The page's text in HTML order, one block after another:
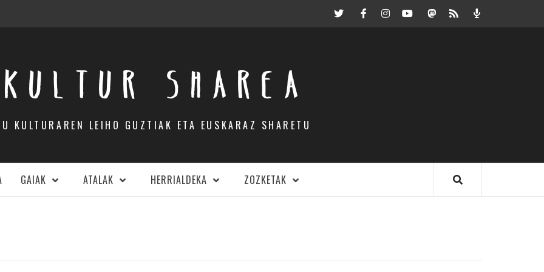
TwitterFacebookInstagramYoutubeMastodon.eus
RSS Podcast
KULTUR SHAREA
KULTURAREN LEIHO GUZTIAK ETA EUSKARAZ SHARETU
GAIAK ATALAK HERRIALDEKA ZOZKETAK